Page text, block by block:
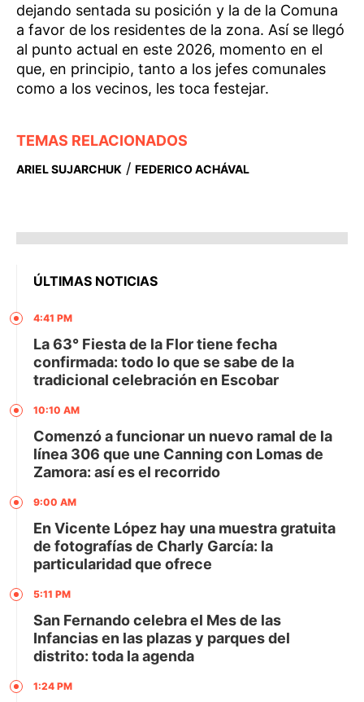
dejando sentada su posición y la de la Comuna
a favor de los residentes de la zona. Así se llegó
al punto actual en este 2026, momento en el
que, en principio, tanto a los jefes comunales
como a los vecinos, les toca festejar.
TEMAS RELACIONADOS
ARIEL SUJARCHUK / FEDERICO ACHÁVAL
ÚLTIMAS NOTICIAS
4:41 PM
La 63° Fiesta de la Flor tiene fecha
confirmada: todo lo que se sabe de la
tradicional celebración en Escobar
10:10 AM
Comenzó a funcionar un nuevo ramal de la
línea 306 que une Canning con Lomas de
Zamora: así es el recorrido
9:00 AM
En Vicente López hay una muestra gratuita
de fotografías de Charly García: la
particularidad que ofrece
5:11 PM
San Fernando celebra el Mes de las
Infancias en las plazas y parques del
distrito: toda la agenda
1:24 PM